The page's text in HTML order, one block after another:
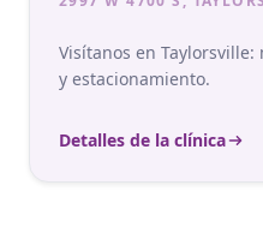
Visítanos en
y estacionamiento.
Detalles de la clínica